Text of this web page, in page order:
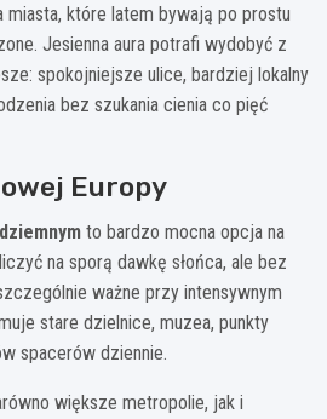
miasta, które latem bywają po prostu
Jesienna aura potrafi wydobyć z
spokojniejsze ulice, bardziej lokalny
bez szukania cienia co pięć
Europy
to bardzo mocna opcja na
na sporą dawkę słońca, ale bez
ważne przy intensywnym
stare dzielnice, muzea, punkty
spacerów dziennie.
większe metropolie, jak i